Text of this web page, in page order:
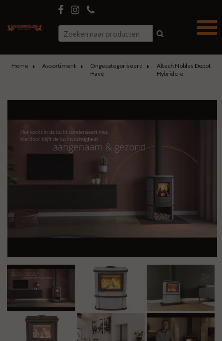
Home Assortiment
Ongecategoriseerd
Havé
Altech Nobles Depot
Hybride-e